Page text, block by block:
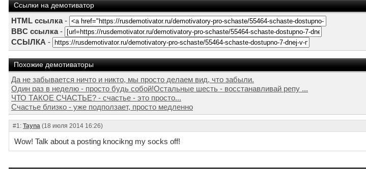
Ссылки на демотиватор
HTML ссылка-
BBC ссылка-
ССЫЛКА -
Похожие демотиваторы
Да не забывается ничто и никто, мы просто делаем вид, что забыли.
Один раз в неделю - просто будь собой!Остальные шесть - восстанавливай репу ...
ЧТО ТАКОЕ СЧАСТЬЕ? - счастье - это просто...
Счастье близко - уже подползает, просто медленно
#1: Tayna (18 июля 2014 16:26)
Wow! Talk about a posting knocikng my socks off!